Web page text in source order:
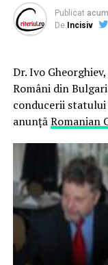
Publicat
De Incisiv
Dr. Ivo
Români din
conducerii
anunțăRomanian